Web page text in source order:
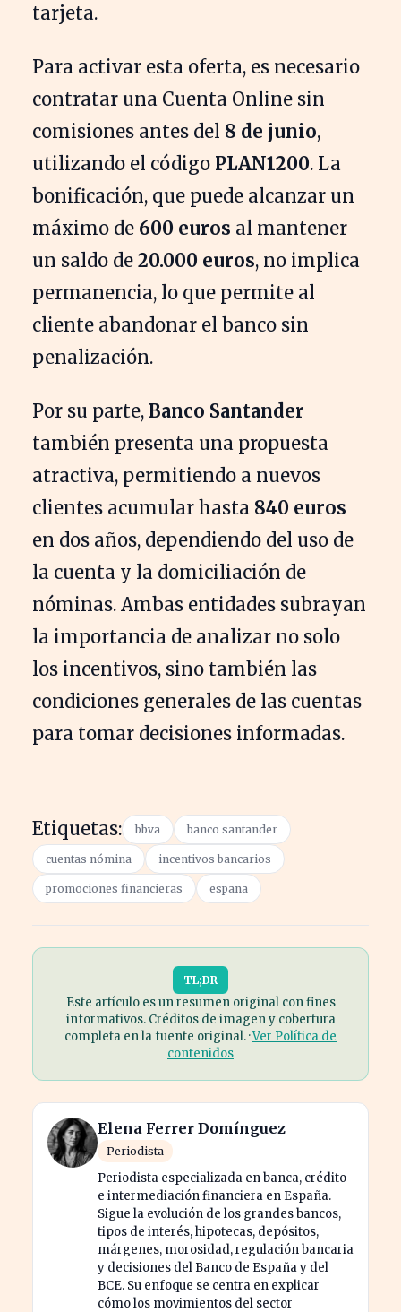
tarjeta.
Para activar esta oferta, es necesario
contratar una Cuenta Online sin
comisiones antes del 8 de junio,
utilizando el código PLAN1200. La
bonificación, que puede alcanzar un
máximo de 600 euros al mantener
un saldo de 20.000 euros, no implica
permanencia, lo que permite al
cliente abandonar el banco sin
penalización.
Por su parte, Banco Santander
también presenta una propuesta
atractiva, permitiendo a nuevos
clientes acumular hasta 840 euros
en dos años, dependiendo del uso de
la cuenta y la domiciliación de
nóminas. Ambas entidades subrayan
la importancia de analizar no solo
los incentivos, sino también las
condiciones generales de las cuentas
para tomar decisiones informadas.
Etiquetas: bbva banco santander
cuentas nómina incentivos bancarios
promociones financieras españa
TL;DR
Este artículo es un resumen original con fines
informativos. Créditos de imagen y cobertura
completa en la fuente original. ·Ver Política de
contenidos
Elena Ferrer Domínguez
Periodista
Periodista especializada en banca, crédito
e intermediación financiera en España.
Sigue la evolución de los grandes bancos,
tipos de interés, hipotecas, depósitos,
márgenes, morosidad, regulación bancaria
y decisiones del Banco de España y del
BCE. Su enfoque se centra en explicar
cómo los movimientos del sector